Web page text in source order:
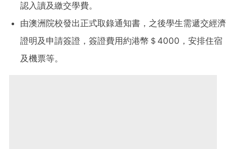
認入讀及繳交學費。
由澳洲院校發出正式取錄通知書，之後學生需遞交經濟
證明及申請簽證，簽證費用約港幣＄4000，安排住宿
及機票等。